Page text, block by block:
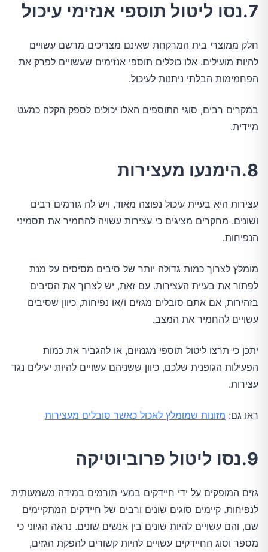
7.נסו ליטול תוספי אנזימי עיכול
חלק ממוצרי בית המרקחת שאינם מצריכים מרשם עשויים
להיות מועילים. אלו כוללים תוספי אנזימים שעשויים לפרק את
הפחמימות הבלתי ניתנות לעיכול.
במקרים רבים, סוגי התוספים האלו יכולים לספק הקלה כמעט
מיידית.
8.הימנעו מעצירות
עצירות היא בעיית עיכול נפוצה מאוד, ויש לה גורמים רבים
ושונים. מחקרים מציגים כי עצירות עשויה להחמיר את תסמיני
הנפיחות.
מומלץ לצרוך כמות גדולה יותר של סיבים מסיסים על מנת
לפתור את בעיית העצירות. עם זאת, יש לצרוך את הסיבים
בזהירות, אם אתם סובלים מגזים ו/או נפיחות, כיוון שסיבים
עשויים להחמיר את המצב.
יתכן כי תרצו ליטול תוספי מגנזיום, או להגביר את כמות
הפעילות הגופנית שלכם, כיוון ששניהם עשויים להיות יעילים נגד
עצירות.
ראו גם: מזונות שמומלץ לאכול כאשר סובלים מעצירות
9.נסו ליטול פרוביוטיקה
גזים המופקים על ידי חיידקים במעי תורמים במידה משמעותית
לנפיחות. קיימים סוגים שונים ורבים של חיידקים המתקיימים
שם, והם עשויים להיות שונים בין אנשים שונים. נראה הגיוני כי
מספר וסוג החיידקים עשויים להיות קשורים להפקת הגזים,